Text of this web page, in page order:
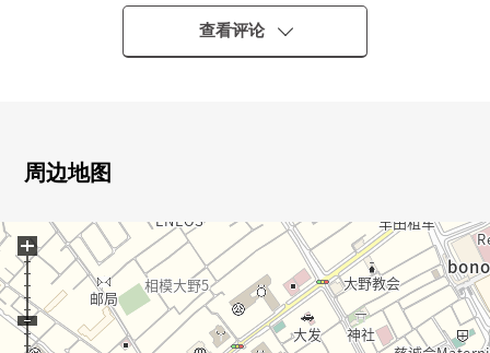
○ 关于南西、边角房，阳光良好
○ 可饲养宠物(规章有)
○ 每天的家务变得轻松的住宅设备充实
0 2025年5月室内翻新完毕
○ 换新(地板，全室地板，斯通瓷砖)
○ 交换(厨房，UB，厕所，盥洗台，门)
○ 室内干洗
查看评论
周边地图
+